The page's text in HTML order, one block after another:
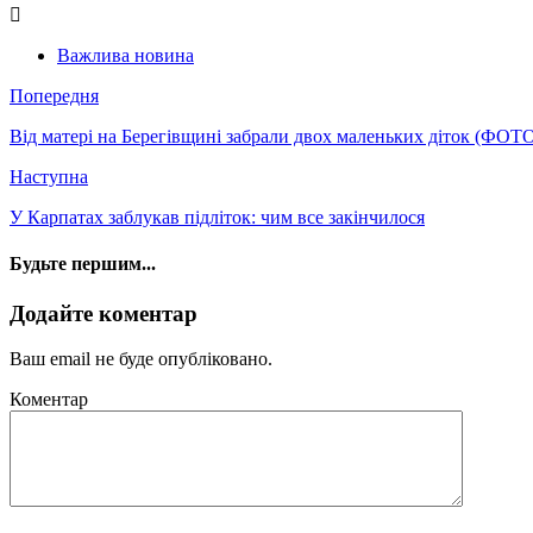
Важлива новина
Попередня
Від матері на Берегівщині забрали двох маленьких діток
Наступна
У Карпатах заблукав підліток: чим все закінчилося
Будьте першим...
Додайте коментар
Ваш email не буде опубліковано.
Коментар